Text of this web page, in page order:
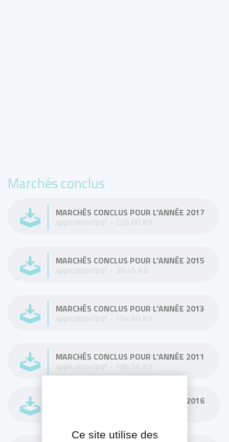
Marchés conclus
MARCHÉS CONCLUS POUR L'ANNÉE 2017
application/pdf - 226,80 KB
MARCHÉS CONCLUS POUR L'ANNÉE 2015
application/pdf - 38,45 KB
MARCHÉS CONCLUS POUR L'ANNÉE 2013
application/pdf - 194,60 KB
MARCHÉS CONCLUS POUR L'ANNÉE 2011
application/pdf - 186,56 KB
MARCHÉS CONCLUS POUR L'ANNÉE 2016
Ce site utilise des